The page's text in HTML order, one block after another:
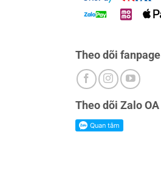
Theo dõi fanpage
Theo dõi Zalo OA